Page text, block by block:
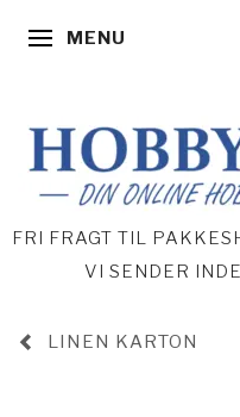
SKIFTE NAVIGATION
MENU
FRI FRAGT TIL
VI SENDER
LINEN KARTON